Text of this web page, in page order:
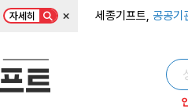
자세히 × 세종기프트, 공공기